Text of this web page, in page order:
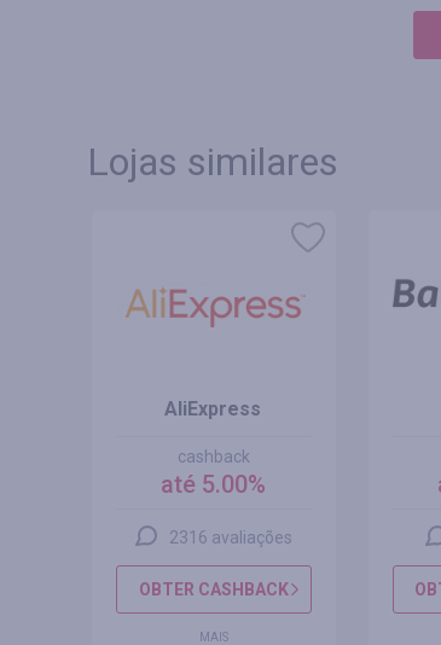
Lojas similares
AliExpress
cashback
até 5.00%
2316 avaliações
OBTER CASHBACK
MAIS